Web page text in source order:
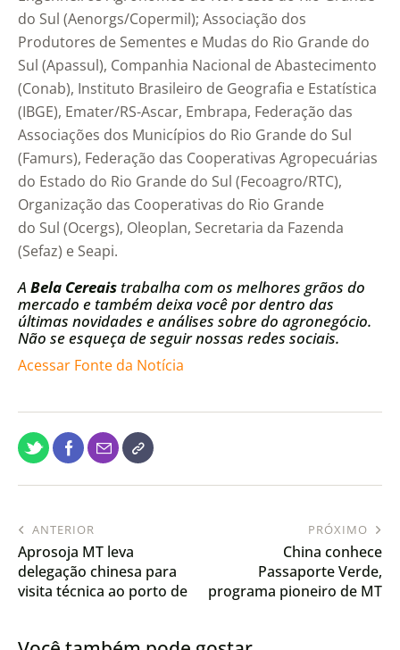
do Sul (Aenorgs/Copermil); Associação dos
Produtores de Sementes e Mudas do Rio Grande do
Sul (Apassul), Companhia Nacional de Abastecimento
(Conab), Instituto Brasileiro de Geografia e Estatística
(IBGE), Emater/RS-Ascar, Embrapa, Federação das
Associações dos Municípios do Rio Grande do Sul
(Famurs), Federação das Cooperativas Agropecuárias
do Estado do Rio Grande do Sul (Fecoagro/RTC),
Organização das Cooperativas do Rio Grande
do Sul (Ocergs), Oleoplan, Secretaria da Fazenda
(Sefaz) e Seapi.
A Bela Cereais trabalha com os melhores grãos do
mercado e também deixa você por dentro das
últimas novidades e análises sobre do agronegócio.
Não se esqueça de seguir nossas redes sociais.
Acessar Fonte da Notícia
ANTERIOR
Aprosoja MT leva
delegação chinesa para
visita técnica ao porto de
PRÓXIMO
China conhece
Passaporte Verde,
programa pioneiro de MT